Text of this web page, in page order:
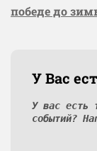
победе до
У Вас
У вас есть
событий?